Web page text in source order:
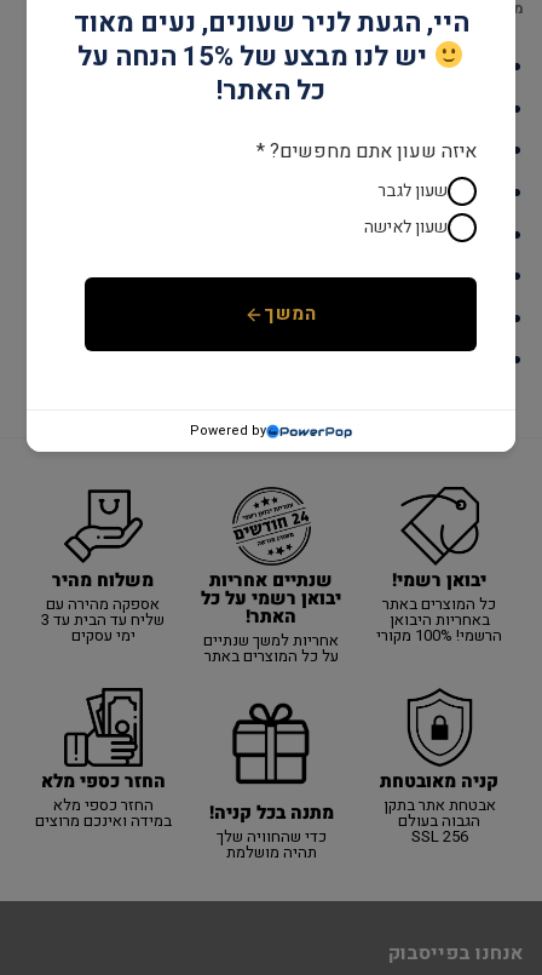
מידע נוסף
דגם : CW165006
גוף השעון: stainless steel
אחריות: שנתיים יבואן רשמי
קוטר: 42 מ"מ
מנגנון: קוורץ
צבע: כסף & זהב
יבואן רשמי!
כל המוצרים באתר
באחריות היבואן
הרשמי! 100% מקורי
שנתיים אחריות
יבואן רשמי על כל
האתר!
אחריות למשך שנתיים
על כל המוצרים באתר
משלוח מהיר
אספקה מהירה עם
שליח עד הבית עד 3
ימי עסקים
קניה מאובטחת
אבטחת אתר בתקן
הגבוה בעולם
SSL 256
מתנה בכל קניה!
כדי שהחוויה שלך
תהיה מושלמת
החזר כספי מלא
החזר כספי מלא
במידה ואינכם מרוצים
אנחנו בפייסבוק
היי, הגעת לניר שעונים, נעים מאוד
יש לנו מבצע של 15% הנחה על
כל האתר!
איזה שעון אתם מחפשים? *
שעון לגבר
שעון לאישה
המשך
Powered by